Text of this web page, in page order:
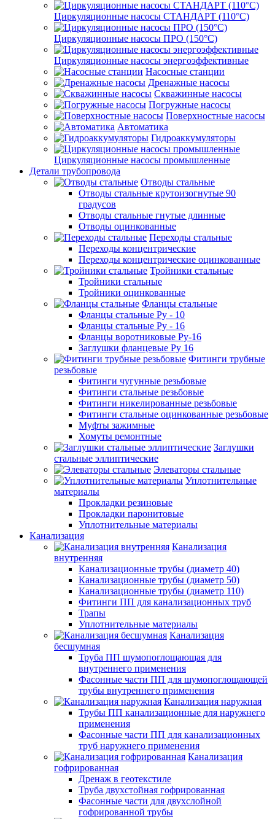
Циркуляционные насосы СТАНДАРТ (110°C)
Циркуляционные насосы ПРО (150°C)
Циркуляционные насосы энергоэффективные
Насосные станции
Дренажные насосы
Скважинные насосы
Погружные насосы
Поверхностные насосы
Автоматика
Гидроаккумуляторы
Циркуляционные насосы промышленные
Детали трубопровода
Отводы стальные
Отводы стальные крутоизогнутые 90
градусов
Отводы стальные гнутые длинные
Отводы оцинкованные
Переходы стальные
Переходы концентрические
Переходы концентрические оцинкованные
Тройники стальные
Тройники стальные
Тройники оцинкованные
Фланцы стальные
Фланцы стальные Ру - 10
Фланцы стальные Ру - 16
Фланцы воротниковые Ру-16
Заглушки фланцевые Ру 16
Фитинги трубные
резьбовые
Фитинги чугунные резьбовые
Фитинги стальные резьбовые
Фитинги никелированные резьбовые
Фитинги стальные оцинкованные резьбовые
Муфты зажимные
Хомуты ремонтные
Заглушки
стальные эллиптические
Элеваторы стальные
Уплотнительные
материалы
Прокладки резиновые
Прокладки паронитовые
Уплотнительные материалы
Канализация
Канализация
внутренняя
Канализационные трубы (диаметр 40)
Канализационные трубы (диаметр 50)
Канализационные трубы (диаметр 110)
Фитинги ПП для канализационных труб
Трапы
Уплотнительные материалы
Канализация
бесшумная
Труба ПП шумопоглощающая для
внутреннего применения
Фасонные части ПП для шумопоглощающей
трубы внутреннего применения
Канализация наружная
Трубы ПП канализационные для наружнего
применения
Фасонные части ПП для канализационных
труб наружнего применения
Канализация
гофрированная
Дренаж в геотекстиле
Труба двухстойная гофрированная
Фасонные части для двухслойной
гофрированной трубы